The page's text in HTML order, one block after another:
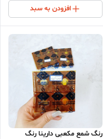
افزودن به سبد
رنگ شمع مکعبی دارینا رنگ